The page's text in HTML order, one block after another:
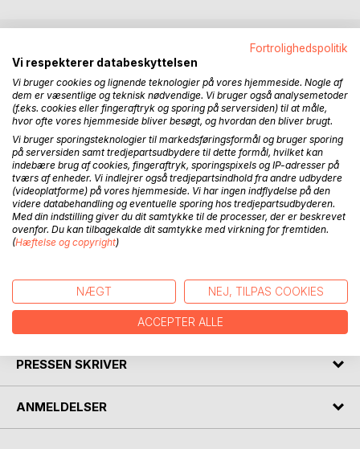
BESKRIVELSE
Vilde og Vidunderlige historier fra vandkanten er en
novellesamling med syv små, sjove, vilde og vidunderlige
historier, der på magisk vis bevæger sig mellem fantasi,
drøm og virkelighed og skaber et univers, der bygger bro
mellem mennesker, dyr, fugle og andre levende væsner i
naturen. De syv historier er: De to svaner, der snakkede i
svømme, Bølgerne, der gumlede om kap, Sælen, der
sendte luffekys, Mågernes morgenmøde, Æbletræet og de
to begejstrede bedstemødre, Sådan er det at være solsort
PRESSEN SKRIVER
ANMELDELSER
Fortrolighedspolitik
Vi respekterer databeskyttelsen
Vi bruger cookies og lignende teknologier på vores hjemmeside. Nogle af
dem er væsentlige og teknisk nødvendige. Vi bruger også analysemetoder
(f.eks. cookies eller fingeraftryk og sporing på serversiden) til at måle,
hvor ofte vores hjemmeside bliver besøgt, og hvordan den bliver brugt.
Vi bruger sporingsteknologier til markedsføringsformål og bruger sporing
på serversiden samt tredjepartsudbydere til dette formål, hvilket kan
indebære brug af cookies, fingeraftryk, sporingspixels og IP-adresser på
tværs af enheder. Vi indlejrer også tredjepartsindhold fra andre udbydere
(videoplatforme) på vores hjemmeside. Vi har ingen indflydelse på den
videre databehandling og eventuelle sporing hos tredjepartsudbyderen.
Med din indstilling giver du dit samtykke til de processer, der er beskrevet
ovenfor. Du kan tilbagekalde dit samtykke med virkning for fremtiden.
(Hæftelse og copyright)
NÆGT NEJ, TILPAS COOKIES
ACCEPTER ALLE